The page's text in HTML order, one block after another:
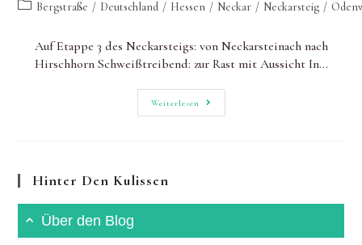
geändert
Beitrags-Bergstraße / Deutschland / Hessen / Neckar / Neckarsteig /
Auf Etappe 3 des Neckarsteigs: von Neckarsteinach nach
Hirschhorn Schweißtreibend: zur Rast mit Aussicht In…
Weiterlesen
Neckarsteig-
Etappe
Hinter Den Kulissen
Über den Blog